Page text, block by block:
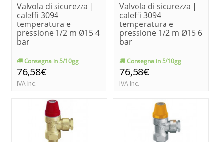
Valvola di sicurezza |
caleffi 3094
temperatura e
pressione 1/2 m Ø15 4
bar
Consegna in 5/10gg
76,58€
IVA Inc.
Valvola di sicurezza |
caleffi 3094
temperatura e
pressione 1/2 m Ø15 6
bar
Consegna in 5/10gg
76,58€
IVA Inc.